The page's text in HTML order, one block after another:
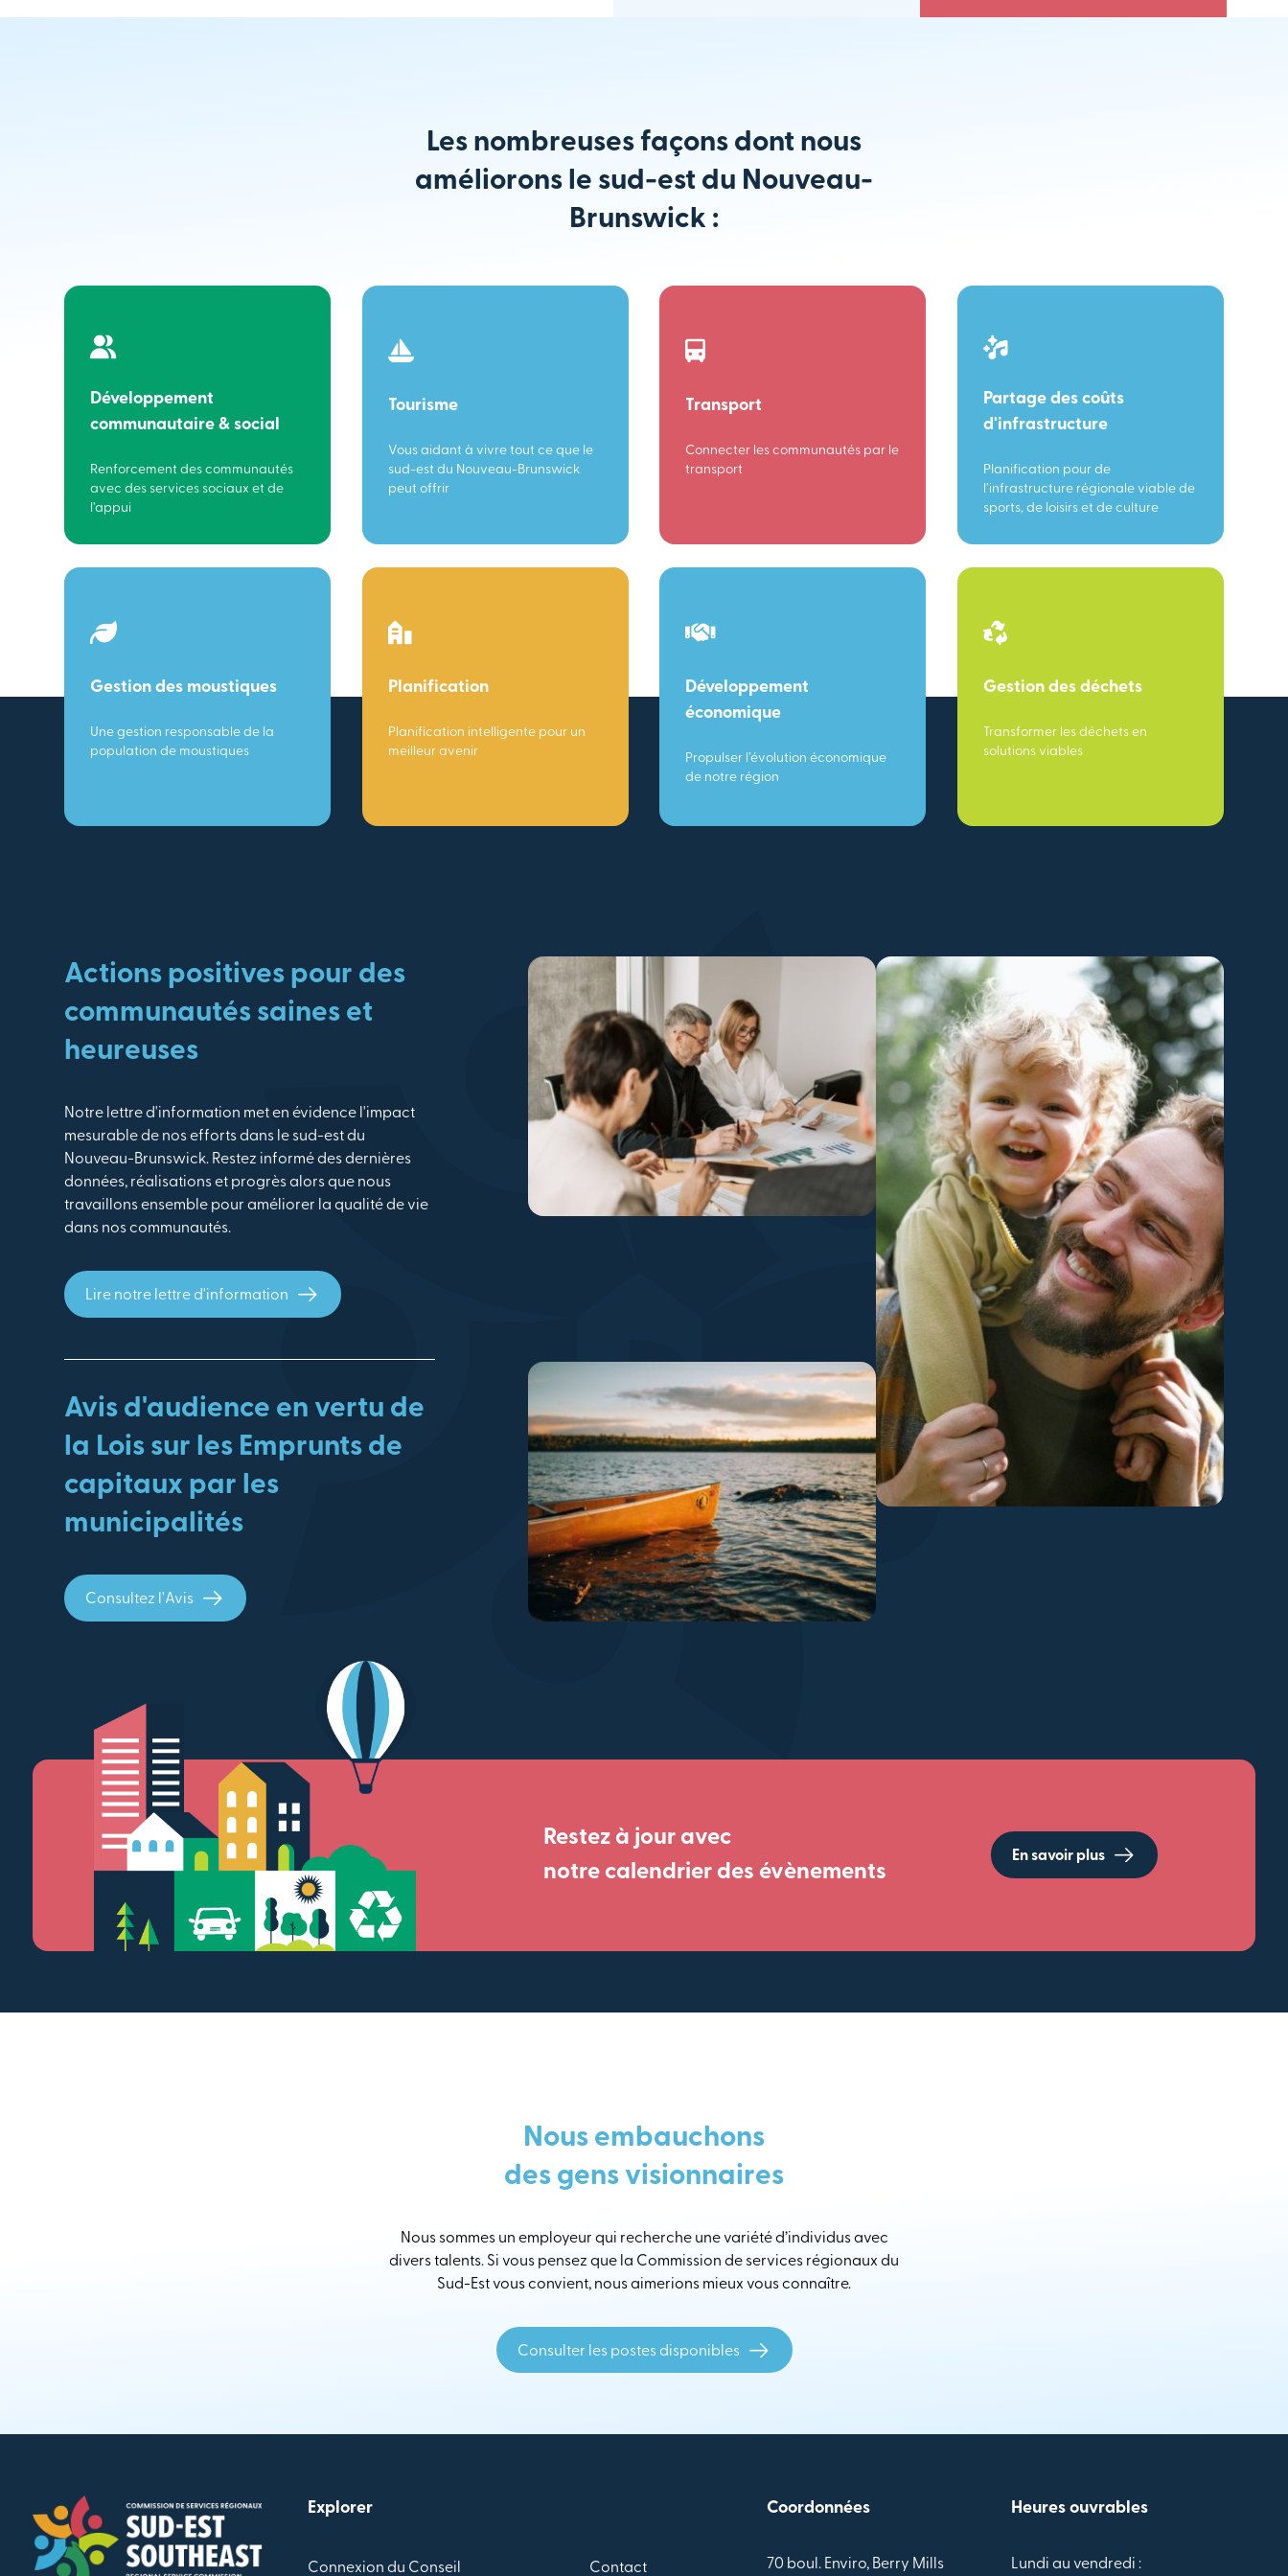
Les nombreuses façons dont nous
améliorons le sud-est du Nouveau-
Brunswick :
Développement
communautaire & social
Renforcement des communautés
avec des services sociaux et de
l’appui
Tourisme
Vous aidant à vivre tout ce que le
sud-est du Nouveau-Brunswick
peut offrir
Transport
Connecter les communautés par le
transport
Partage des coûts
d'infrastructure
Planification pour de
l’infrastructure régionale viable de
sports, de loisirs et de culture
Gestion des moustiques
Une gestion responsable de la
population de moustiques
Planification
Planification intelligente pour un
meilleur avenir
Développement
économique
Propulser l’évolution économique
de notre région
Gestion des déchets
Transformer les déchets en
solutions viables
Actions positives pour des
communautés saines et
heureuses
Notre lettre d'information met en évidence l'impact
mesurable de nos efforts dans le sud-est du
Nouveau-Brunswick. Restez informé des dernières
données, réalisations et progrès alors que nous
travaillons ensemble pour améliorer la qualité de vie
dans nos communautés.
Lire notre lettre d'information
Avis d'audience en vertu de
la Lois sur les Emprunts de
capitaux par les
municipalités
Consultez l'Avis
Restez à jour avec
notre calendrier des évènements
En savoir plus
Nous embauchons
des gens visionnaires
Nous sommes un employeur qui recherche une variété d’individus avec
divers talents. Si vous pensez que la Commission de services régionaux du
Sud-Est vous convient, nous aimerions mieux vous connaître.
Consulter les postes disponibles
Explorer
Connexion du Conseil Contact
Coordonnées
70 boul. Enviro, Berry Mills
Heures ouvrables
Lundi au vendredi :